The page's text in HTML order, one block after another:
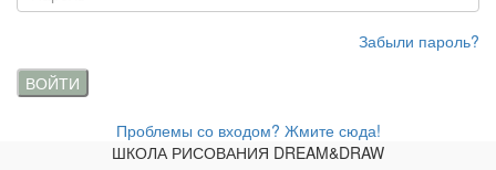
Забыли пароль?
ВОЙТИ
Проблемы со входом? Жмите сюда!
ШКОЛА РИСОВАНИЯ DREAM&DRAW